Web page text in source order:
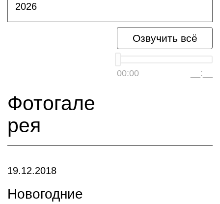
2026
Озвучить всё
00:00 __:__
Фотогале
рея
19.12.2018
Новогодние